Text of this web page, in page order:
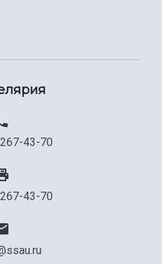
43-70
43-70